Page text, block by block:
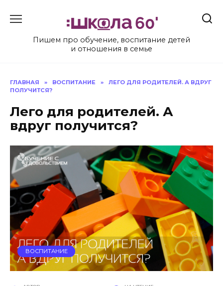
Пишем про обучение, воспитание детей
и отношения в семье
ГЛАВНАЯ » ВОСПИТАНИЕ »
ЛЕГО ДЛЯ РОДИТЕЛЕЙ. А ВДРУГ
ПОЛУЧИТСЯ?
Лего для родителей. А
вдруг получится?
ВОСПИТАНИЕ